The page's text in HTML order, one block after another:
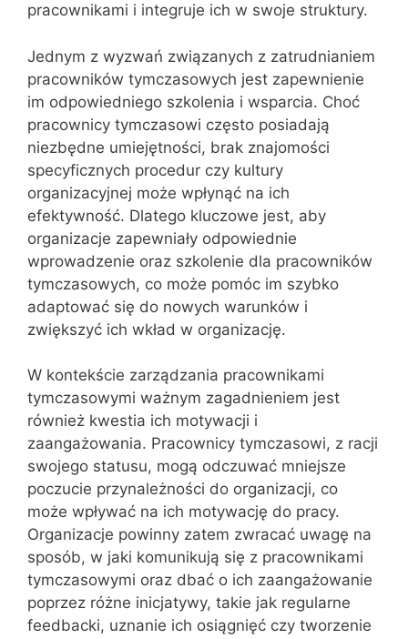
pracownikami i integruje ich w swoje struktury.
Jednym z wyzwań związanych z zatrudnianiem
pracowników tymczasowych jest zapewnienie
im odpowiedniego szkolenia i wsparcia. Choć
pracownicy tymczasowi często posiadają
niezbędne umiejętności, brak znajomości
specyficznych procedur czy kultury
organizacyjnej może wpłynąć na ich
efektywność. Dlatego kluczowe jest, aby
organizacje zapewniały odpowiednie
wprowadzenie oraz szkolenie dla pracowników
tymczasowych, co może pomóc im szybko
adaptować się do nowych warunków i
zwiększyć ich wkład w organizację.
W kontekście zarządzania pracownikami
tymczasowymi ważnym zagadnieniem jest
również kwestia ich motywacji i
zaangażowania. Pracownicy tymczasowi, z racji
swojego statusu, mogą odczuwać mniejsze
poczucie przynależności do organizacji, co
może wpływać na ich motywację do pracy.
Organizacje powinny zatem zwracać uwagę na
sposób, w jaki komunikują się z pracownikami
tymczasowymi oraz dbać o ich zaangażowanie
poprzez różne inicjatywy, takie jak regularne
feedbacki, uznanie ich osiągnięć czy tworzenie